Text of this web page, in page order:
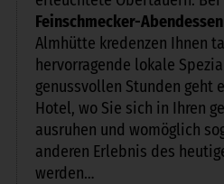
Feinschmecker-Abendessen
Almhütte kredenzen Ihnen
hervorragende lokale
genussvollen Stunden geht
Hotel, wo Sie sich in Ihren
ausruhen und womöglich
anderen Erlebnis des
werden…